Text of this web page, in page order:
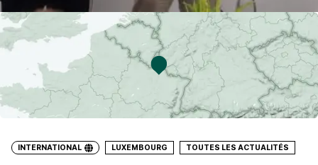
INTERNATIONAL LUXEMBOURG TOUTES LES ACTUALITÉS